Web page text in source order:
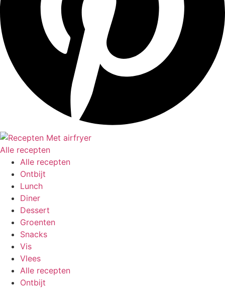
Alle recepten
Alle recepten
Ontbijt
Lunch
Diner
Dessert
Groenten
Snacks
Vis
Vlees
Alle recepten
Ontbijt